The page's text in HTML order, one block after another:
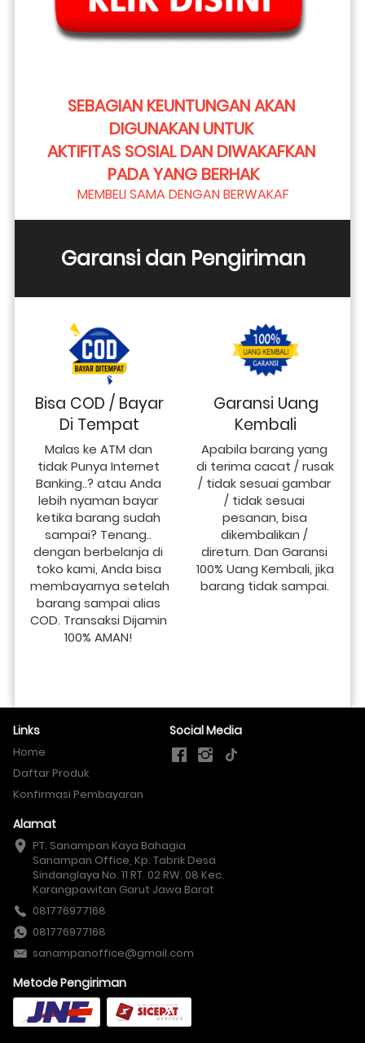
SEBAGIAN KEUNTUNGAN AKAN
DIGUNAKAN UNTUK
AKTIFITAS SOSIAL DAN DIWAKAFKAN
PADA YANG BERHAK
MEMBELI SAMA DENGAN BERWAKAF
Garansi dan Pengiriman
Bisa COD / Bayar
Di Tempat
Malas ke ATM dan
tidak Punya Internet
Banking..? atau Anda
lebih nyaman bayar
ketika barang sudah
sampai? Tenang..
dengan berbelanja di
toko kami, Anda bisa
membayarnya setelah
barang sampai alias
COD. Transaksi Dijamin
100% AMAN!
Garansi Uang
Kembali
Apabila barang yang
di terima cacat / rusak
/ tidak sesuai gambar
/ tidak sesuai
pesanan, bisa
dikembalikan /
direturn. Dan Garansi
100% Uang Kembali, jika
barang tidak sampai.
Links
Home
Daftar Produk
Konfirmasi Pembayaran
Social Media
Alamat
PT. Sanampan Kaya Bahagia
Sanampan Office, Kp. Tabrik Desa
Sindanglaya No. 11 RT. 02 RW. 08 Kec.
Karangpawitan Garut Jawa Barat
081776977168
081776977168
sanampanoffice@gmail.com
Metode Pengiriman